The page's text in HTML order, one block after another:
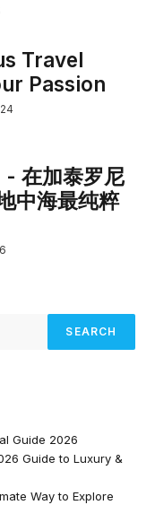
Travel
Passion
在加泰罗尼
中海最纯粹
SEARCH
Guide 2026
Guide to Luxury &
Way to Explore